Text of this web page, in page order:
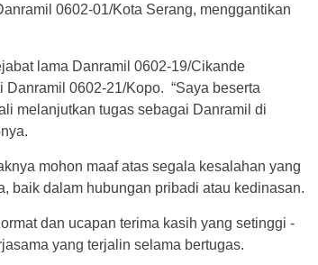
0602-01/Kota Serang, menggantikan
lama Danramil 0602-19/Cikande
Danramil 0602-21/Kopo. “Saya beserta
melanjutkan tugas sebagai Danramil di
mohon maaf atas segala kesalahan yang
baik dalam hubungan pribadi atau kedinasan.
dan ucapan terima kasih yang setinggi -
yang terjalin selama bertugas.